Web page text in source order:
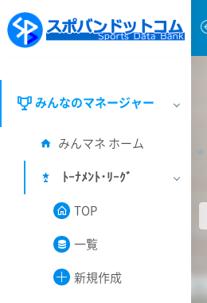
みんなのマネージャー
みんマネ ホーム
ﾄｰﾅﾒﾝﾄ･ﾘｰｸﾞ
TOP
一覧
新規作成